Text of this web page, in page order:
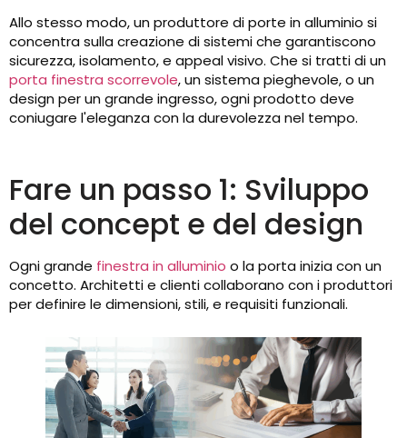
Allo stesso modo, un produttore di porte in alluminio si
concentra sulla creazione di sistemi che garantiscono
sicurezza, isolamento, e appeal visivo. Che si tratti di un
porta finestra scorrevole, un sistema pieghevole, o un
design per un grande ingresso, ogni prodotto deve
coniugare l'eleganza con la durevolezza nel tempo.
Fare un passo 1: Sviluppo
del concept e del design
Ogni grande finestra in alluminio o la porta inizia con un
concetto. Architetti e clienti collaborano con i produttori
per definire le dimensioni, stili, e requisiti funzionali.